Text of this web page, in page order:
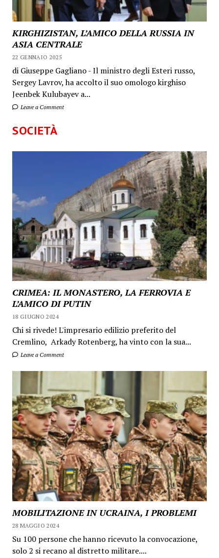
KIRGHIZISTAN, L’AMICO DELLA RUSSIA IN
ASIA CENTRALE
22 GENNAIO 2025
di Giuseppe Gagliano - Il ministro degli Esteri russo,
Sergey Lavrov, ha accolto il suo omologo kirghiso
Jeenbek Kulubayev a...
Leave a Comment
SOCIETÀ
CRIMEA: IL MONASTERO, LA FERROVIA E
L’AMICO DI PUTIN
18 GIUGNO 2024
Chi si rivede! L'impresario edilizio preferito del
Cremlino, Arkady Rotenberg, ha vinto con la sua...
Leave a Comment
MOBILITAZIONE IN UCRAINA, I PROBLEMI
28 MAGGIO 2024
Su 100 persone che hanno ricevuto la convocazione,
solo 2 si recano al distretto militare....